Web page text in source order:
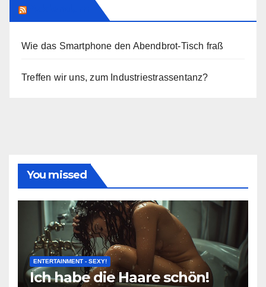
Wie das Smartphone den Abendbrot-Tisch fraß
Treffen wir uns, zum Industriestrassentanz?
You missed
ENTERTAINMENT - SEXY!
Ich habe die Haare schön!